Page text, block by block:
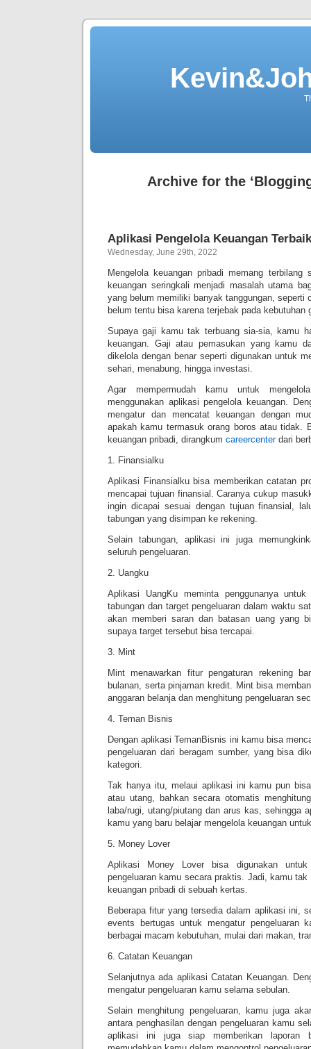
Archive for the
Aplikasi Pengelola Keuangan Terbaik
Wednesday, June 29th, 2022
Mengelola keuangan pribadi memang terbilang
keuangan seringkali menjadi masalah utama
yang belum memiliki banyak tanggungan, seperti
belum tentu bisa karena terjebak pada kebutuhan
Supaya gaji kamu tak terbuang sia-sia, kamu
keuangan. Gaji atau pemasukan yang kamu
dikelola dengan benar seperti digunakan untuk
sehari, menabung, hingga investasi.
Agar mempermudah kamu untuk
menggunakan aplikasi pengelola keuangan.
mengatur dan mencatat keuangan dengan
apakah kamu termasuk orang boros atau tidak.
keuangan pribadi, dirangkum careercenterdari
1. Finansialku
Aplikasi Finansialku bisa memberikan catatan
mencapai tujuan finansial. Caranya cukup
ingin dicapai sesuai dengan tujuan finansial,
tabungan yang disimpan ke rekening.
Selain tabungan, aplikasi ini juga
seluruh pengeluaran.
2. Uangku
Aplikasi UangKu meminta penggunanya
tabungan dan target pengeluaran dalam waktu
akan memberi saran dan batasan uang yang
supaya target tersebut bisa tercapai.
3. Mint
Mint menawarkan fitur pengaturan rekening
bulanan, serta pinjaman kredit. Mint bisa
anggaran belanja dan menghitung pengeluaran
4. Teman Bisnis
Dengan aplikasi TemanBisnis ini kamu bisa
pengeluaran dari beragam sumber, yang bisa
kategori.
Tak hanya itu, melaui aplikasi ini kamu pun
atau utang, bahkan secara otomatis
laba/rugi, utang/piutang dan arus kas, sehingga
kamu yang baru belajar mengelola keuangan
5. Money Lover
Aplikasi Money Lover bisa digunakan
pengeluaran kamu secara praktis. Jadi, kamu tak
keuangan pribadi di sebuah kertas.
Beberapa fitur yang tersedia dalam aplikasi ini,
events bertugas untuk mengatur pengeluaran
berbagai macam kebutuhan, mulai dari makan,
6. Catatan Keuangan
Selanjutnya ada aplikasi Catatan Keuangan.
mengatur pengeluaran kamu selama sebulan.
Selain menghitung pengeluaran, kamu juga
antara penghasilan dengan pengeluaran kamu
aplikasi ini juga siap memberikan laporan